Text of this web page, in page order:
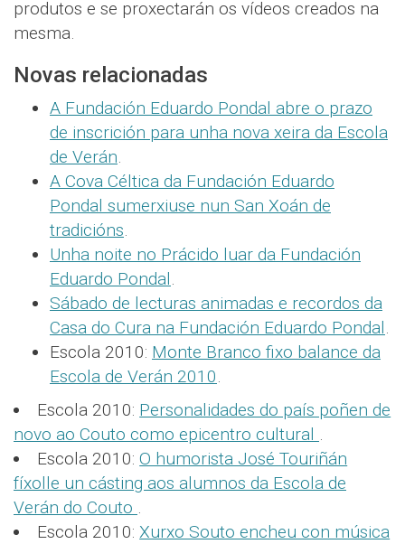
produtos e se proxectarán os vídeos creados na
mesma.
Novas relacionadas
A Fundación Eduardo Pondal abre o prazo
de inscrición para unha nova xeira da Escola
de Verán.
A Cova Céltica da Fundación Eduardo
Pondal sumerxiuse nun San Xoán de
tradicións.
Unha noite no Prácido luar da Fundación
Eduardo Pondal.
Sábado de lecturas animadas e recordos da
Casa do Cura na Fundación Eduardo Pondal.
Escola 2010: Monte Branco fixo balance da
Escola de Verán 2010.
Escola 2010: Personalidades do país poñen de
novo ao Couto como epicentro cultural .
Escola 2010:O humorista José Touriñán
fíxolle un cásting aos alumnos da Escola de
Verán do Couto .
Escola 2010:Xurxo Souto encheu con música